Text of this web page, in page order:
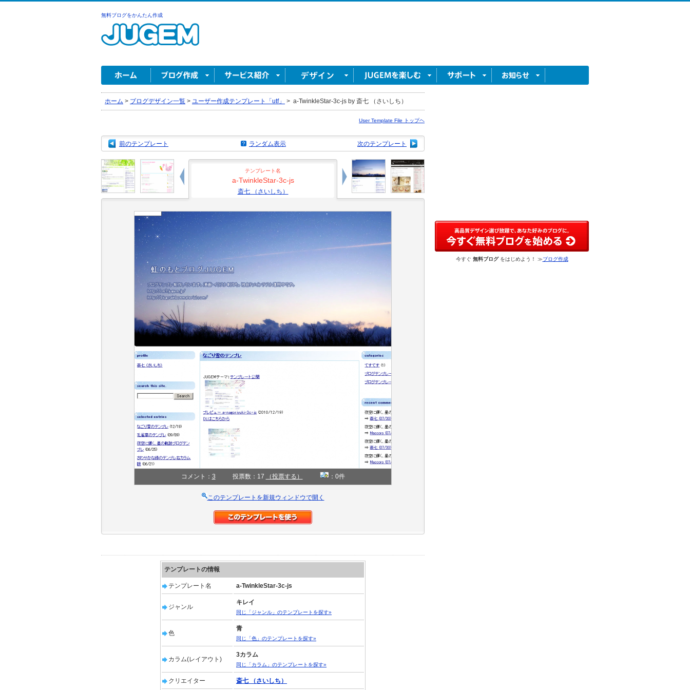
無料ブログをかんたん作成
ホーム > ブログデザイン一覧 > ユーザー作成テンプレート「utf」 > a-TwinkleStar-3c-js by 斎七 （さいしち）
User Template File トップヘ
前のテンプレート 次のテンプレート
ランダム表示
テンプレート名
a-TwinkleStar-3c-js
斎七 （さいしち）
コメント： 3 投票数：17 （投票する） ：0件
このテンプレートを新規ウィンドウで開く
テンプレートの情報
テンプレート名 a-TwinkleStar-3c-js
ジャンル
キレイ
同じ「ジャンル」のテンプレートを探す»
色
青
同じ「色」のテンプレートを探す»
カラム(レイアウト)
3カラム
同じ「カラム」のテンプレートを探す»
クリエイター 斎七 （さいしち）
今すぐ 無料ブログをはじめよう！ ≫ブログ作成